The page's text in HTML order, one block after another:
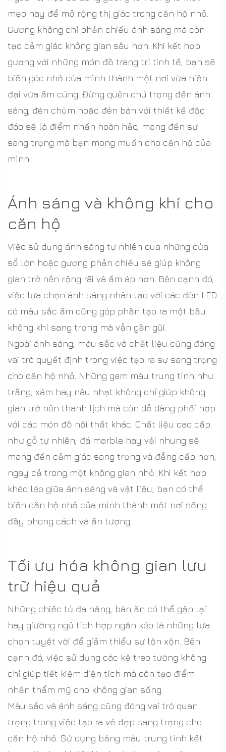
mẹo hay để mở rộng thị giác trong căn hộ nhỏ.
Gương không chỉ phản chiếu ánh sáng mà còn
tạo cảm giác không gian sâu hơn. Khi kết hợp
gương với những món đồ trang trí tinh tế, bạn sẽ
biến góc nhỏ của mình thành một nơi vừa hiện
đại vừa ấm cúng. Đừng quên chú trọng đến ánh
sáng; đèn chùm hoặc đèn bàn với thiết kế độc
đáo sẽ là điểm nhấn hoàn hảo, mang đến sự
sang trọng mà bạn mong muốn cho căn hộ của
mình.
Ánh sáng và không khí cho
căn hộ
Việc sử dụng ánh sáng tự nhiên qua những cửa
sổ lớn hoặc gương phản chiếu sẽ giúp không
gian trở nên rộng rãi và ấm áp hơn. Bên cạnh đó,
việc lựa chọn ánh sáng nhân tạo với các đèn LED
có màu sắc ấm cũng góp phần tạo ra một bầu
không khí sang trọng mà vẫn gần gũi.
Ngoài ánh sáng, màu sắc và chất liệu cũng đóng
vai trò quyết định trong việc tạo ra sự sang trọng
cho căn hộ nhỏ. Những gam màu trung tính như
trắng, xám hay nâu nhạt không chỉ giúp không
gian trở nên thanh lịch mà còn dễ dàng phối hợp
với các món đồ nội thất khác. Chất liệu cao cấp
như gỗ tự nhiên, đá marble hay vải nhung sẽ
mang đến cảm giác sang trọng và đẳng cấp hơn,
ngay cả trong một không gian nhỏ. Khi kết hợp
khéo léo giữa ánh sáng và vật liệu, bạn có thể
biến căn hộ nhỏ của mình thành một nơi sống
đầy phong cách và ấn tượng.
Tối ưu hóa không gian lưu
trữ hiệu quả
Những chiếc tủ đa năng, bàn ăn có thể gập lại
hay giường ngủ tích hợp ngăn kéo là những lựa
chọn tuyệt vời để giảm thiểu sự lộn xộn. Bên
cạnh đó, việc sử dụng các kệ treo tường không
chỉ giúp tiết kiệm diện tích mà còn tạo điểm
nhấn thẩm mỹ cho không gian sống.
Màu sắc và ánh sáng cũng đóng vai trò quan
trọng trong việc tạo ra vẻ đẹp sang trọng cho
căn hộ nhỏ. Sử dụng bảng màu trung tính kết